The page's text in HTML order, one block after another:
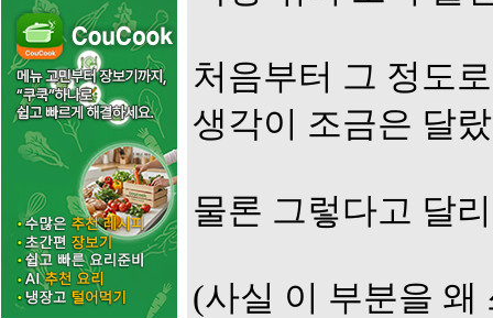
처음부터 그 정도
생각이 조금은 달
물론 그렇다고 달
(사실 이 부분을 왜